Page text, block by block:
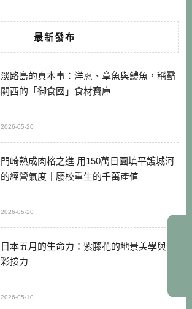
最新發布
淡路島的真本事：洋蔥、章魚與鱧魚，稱霸
關西的「御食國」食材寶庫
2026-05-20
門崎熟成肉格之進 用150萬日圓填平護城河
的經營氣度｜廢校重生的千萬產值
2026-05-20
日本五月的生命力：紫藤花的地景美學與色
彩接力
2026-05-10